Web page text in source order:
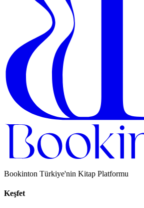
Bookinton Türkiye'nin Kitap Platformu
Keşfet